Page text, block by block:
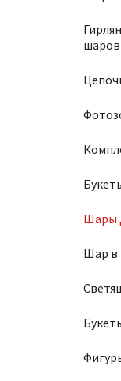
шаров
Шары
Шар в